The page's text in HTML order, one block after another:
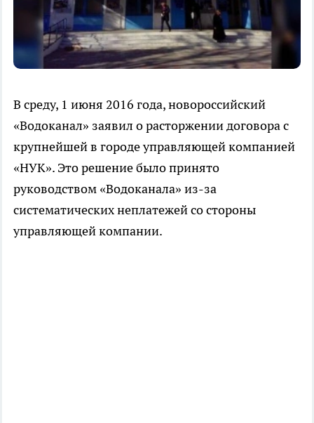
В среду, 1 июня 2016 года, новороссийский
«Водоканал» заявил о расторжении договора с
крупнейшей в городе управляющей компанией
«НУК». Это решение было принято
руководством «Водоканала» из-за
систематических неплатежей со стороны
управляющей компании.